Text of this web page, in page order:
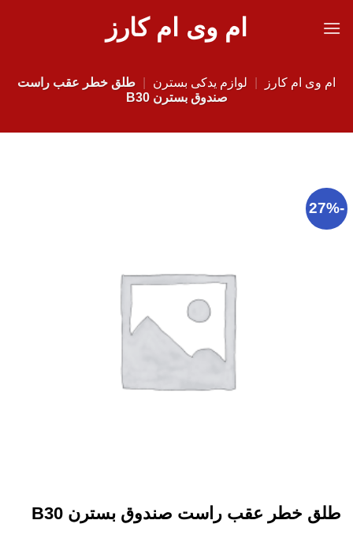
ام وی ام کارز
ام وی ام کارز لوازم یدکی بسترن
طلق خطر عقب راست
صندوق بسترن B30
-27%
طلق خطر عقب راست صندوق بسترن B30